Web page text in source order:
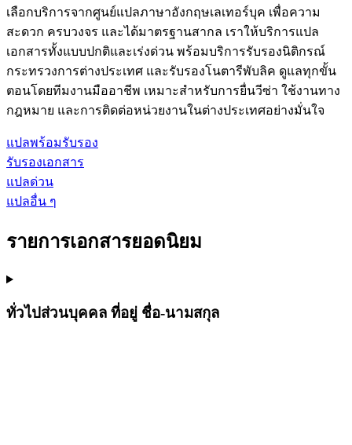
เลือกบริการจากศูนย์แปลภาษาอังกฤษเลเทอร์บุค เพื่อความ
สะดวก ครบวงจร และได้มาตรฐานสากล เราให้บริการแปล
เอกสารทั้งแบบปกติและเร่งด่วน พร้อมบริการรับรองนิติกรณ์
กระทรวงการต่างประเทศ และรับรองโนตารีพับลิค ดูแลทุกขั้น
ตอนโดยทีมงานมืออาชีพ เหมาะสำหรับการยื่นวีซ่า ใช้งานทาง
กฎหมาย และการติดต่อหน่วยงานในต่างประเทศอย่างมั่นใจ
แปลพร้อมรับรอง
รับรองเอกสาร
แปลด่วน
แปลอื่น ๆ
รายการเอกสารยอดนิยม
ทั่วไปส่วนบุคคล ที่อยู่ ชื่อ-นามสกุล